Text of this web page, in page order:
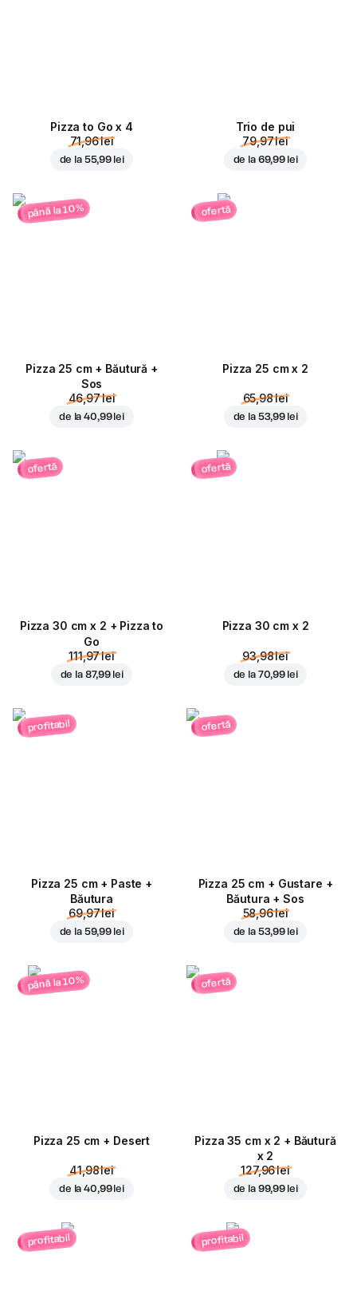
Pizza to Go x 4
71,96 lei
de la 55,99 lei
Trio de pui
79,97 lei
de la 69,99 lei
până la 10%
Pizza 25 cm + Băutură +
Sos
46,97 lei
de la40,99 lei
ofertă
Pizza 25 cm x 2
65,98 lei
de la 53,99 lei
ofertă
Pizza 30 cm x 2 + Pizza to
Go
111,97 lei
de la 87,99 lei
ofertă
Pizza 30 cm x 2
93,98 lei
de la 70,99 lei
profitabil
Pizza 25 cm + Paste +
Băutura
69,97 lei
de la 59,99 lei
ofertă
Pizza 25 cm + Gustare +
Băutura + Sos
58,96 lei
de la 53,99 lei
până la 10%
Pizza 25 cm + Desert
41,98 lei
de la40,99 lei
ofertă
Pizza 35 cm x 2 + Băutură
x 2
127,96 lei
de la 99,99 lei
profitabil profitabil